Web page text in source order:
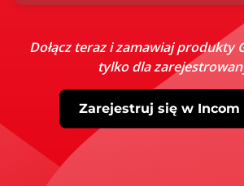
Dołącz teraz i zamawiaj produkty
tylko dla
Zarejestruj się w Incom